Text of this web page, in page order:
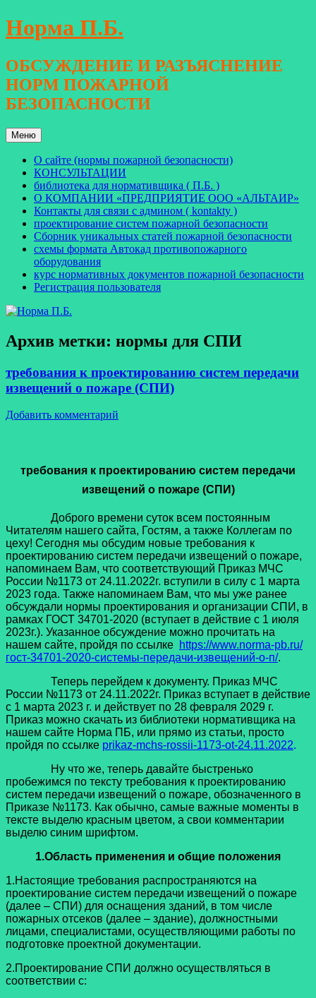
Перейти
к
Норма П.Б.
ОБСУЖДЕНИЕ И РАЗЪЯСНЕНИЕ
НОРМ ПОЖАРНОЙ
БЕЗОПАСНОСТИ
Меню
О сайте (нормы пожарной безопасности)
КОНСУЛЬТАЦИИ
библиотека для нормативщика ( П.Б. )
О КОМПАНИИ «ПРЕДПРИЯТИЕ ООО «АЛЬТАИР»
Контакты для связи с админом ( kontakty )
проектирование систем пожарной безопасности
Сборник уникальных статей пожарной безопасности
схемы формата Автокад противопожарного
оборудования
курс нормативных документов пожарной безопасности
Регистрация пользователя
Архив метки: нормы для СПИ
требования к проектированию систем передачи
извещений о пожаре (СПИ)
Добавить комментарий
требования к проектированию систем передачи
извещений о пожаре (СПИ)
Доброго времени суток всем постоянным
Читателям нашего сайта, Гостям, а также Коллегам по
цеху! Сегодня мы обсудим новые требования к
проектированию систем передачи извещений о пожаре,
напоминаем Вам, что соответствующий Приказ МЧС
России №1173 от 24.11.2022г. вступили в силу с 1 марта
2023 года. Также напоминаем Вам, что мы уже ранее
обсуждали нормы проектирования и организации СПИ, в
рамках ГОСТ 34701-2020 (вступает в действие с 1 июля
2023г.). Указанное обсуждение можно прочитать на
нашем сайте, пройдя по ссылке https://www.norma-pb.ru/
гост-34701-2020-системы-передачи-извещений-о-п/.
Теперь перейдем к документу. Приказ МЧС
России №1173 от 24.11.2022г. Приказ вступает в действие
с 1 марта 2023 г. и действует по 28 февраля 2029 г.
Приказ можно скачать из библиотеки нормативщика на
нашем сайте Норма ПБ, или прямо из статьи, просто
пройдя по ссылке prikaz-mchs-rossii-1173-ot-24.11.2022.
Ну что же, теперь давайте быстренько
пробежимся по тексту требования к проектированию
систем передачи извещений о пожаре, обозначенного в
Приказе №1173. Как обычно, самые важные моменты в
тексте выделю красным цветом, а свои комментарии
выделю синим шрифтом.
1.Область применения и общие положения
1.Настоящие требования распространяются на
проектирование систем передачи извещений о пожаре
(далее – СПИ) для оснащения зданий, в том числе
пожарных отсеков (далее – здание), должностными
лицами, специалистами, осуществляющими работы по
подготовке проектной документации.
2.Проектирование СПИ должно осуществляться в
соответствии с: